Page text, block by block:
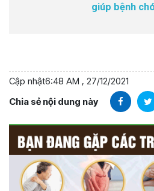
giúp bệnh
Cập nhật6:48 AM , 27/12/2021
Chia sẻ nội dung này